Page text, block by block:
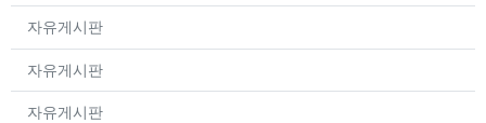
등록일
자유게시판
등록일
자유게시판
등록일
자유게시판